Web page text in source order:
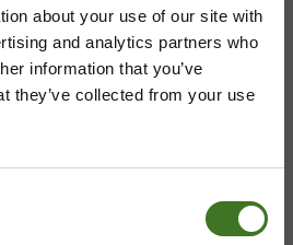
about your use of our site with
and analytics partners who
information that you’ve
they’ve collected from your use
kuntayhtymä